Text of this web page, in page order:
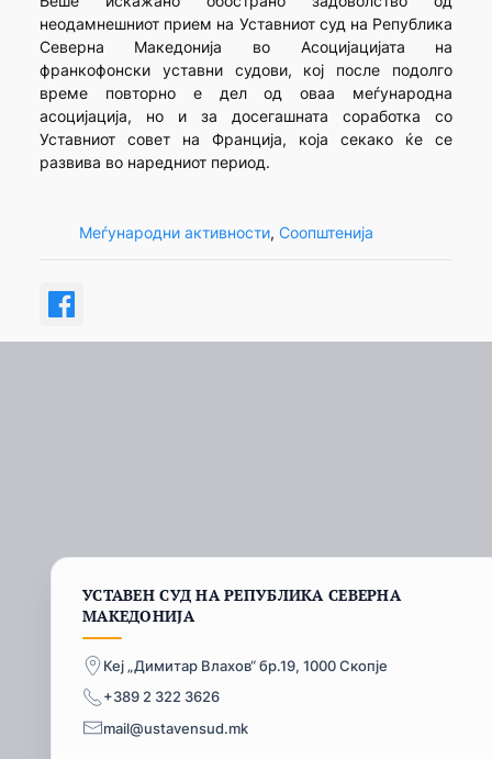
неодамнешниот прием на Уставниот суд на Република
Северна Македонија во Асоцијацијата на
франкофонски уставни судови, кој после подолго
време повторно е дел од оваа меѓународна
асоцијација, но и за досегашната соработка со
Уставниот совет на Франција, која секако ќе се
развива во наредниот период.
Меѓународни активности, Соопштенија
УСТАВЕН СУД НА РЕПУБЛИКА СЕВЕРНА
МАКЕДОНИЈА
Кеј „Димитар Влахов“ бр.19, 1000 Скопје
+389 2 322 3626
mail@ustavensud.mk